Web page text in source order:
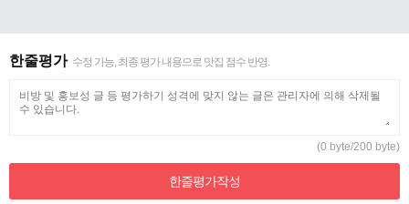
한줄평가 수정 가능, 최종 평가 내용으로 맛집 점수 반영.
(0 byte/200 byte)
한줄평가작성